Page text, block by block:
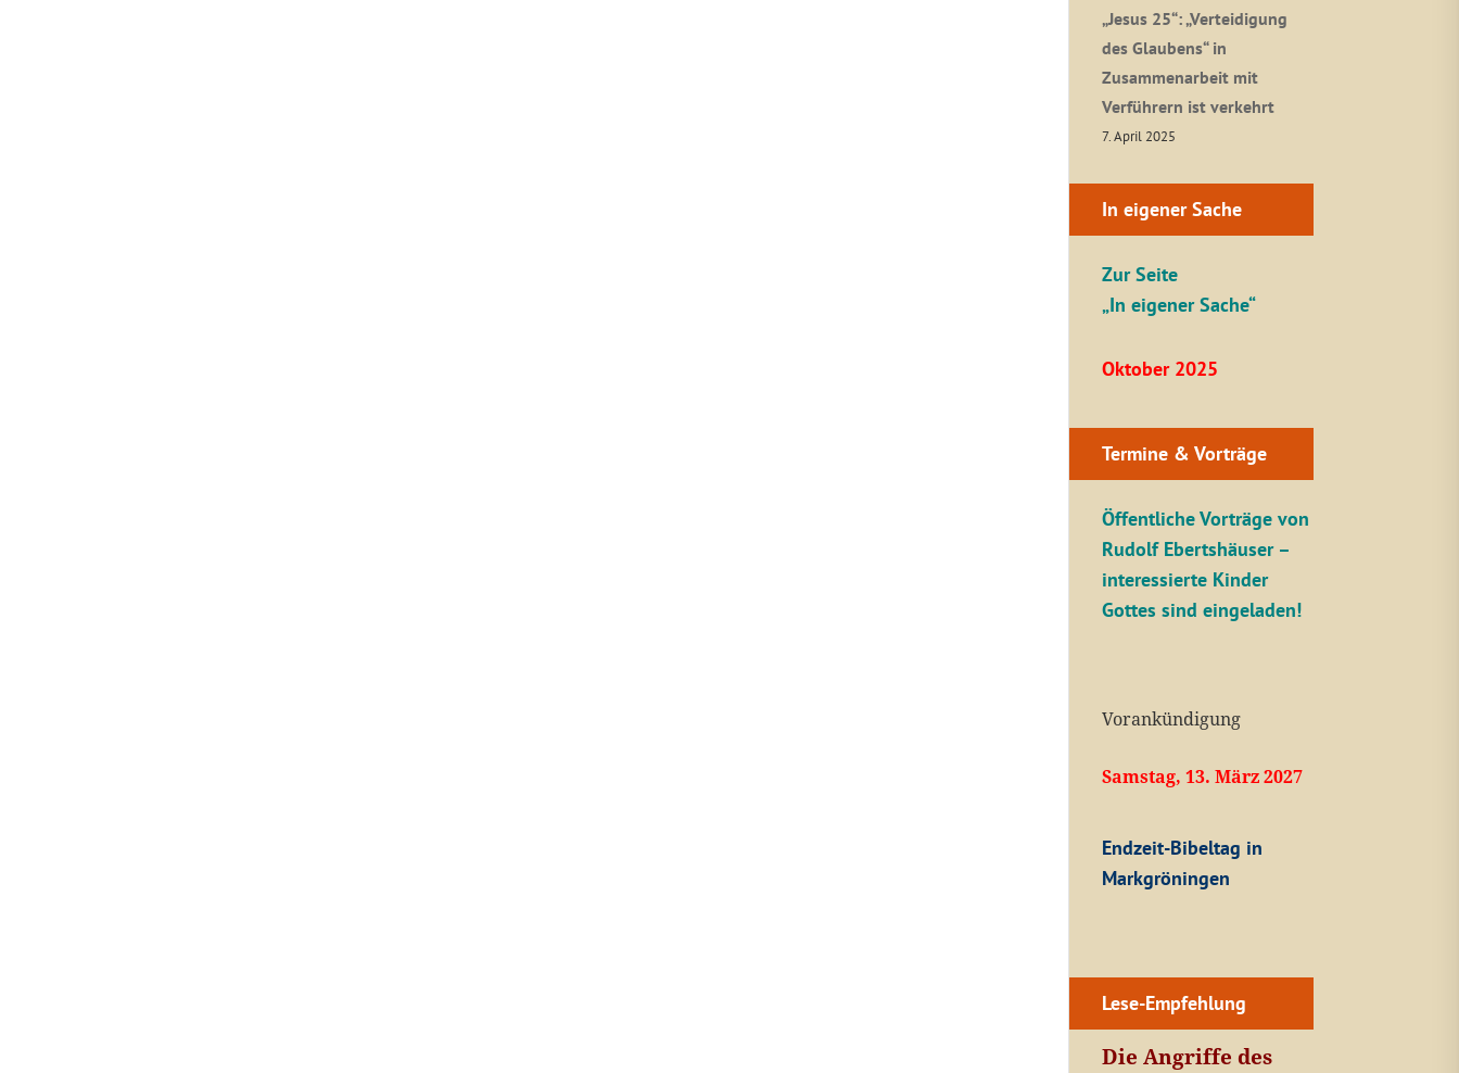
„Jesus 25“: „Verteidigung
des Glaubens“ in
Zusammenarbeit mit
Verführern ist verkehrt
7. April 2025
In eigener Sache
Zur Seite
„In eigener Sache“
Oktober 2025
Termine & Vorträge
Öffentliche Vorträge von
Rudolf Ebertshäuser –
interessierte Kinder
Gottes sind eingeladen!
Vorankündigung
Samstag, 13. März 2027
Endzeit-Bibeltag in
Markgröningen
Lese-Empfehlung
Die Angriffe des